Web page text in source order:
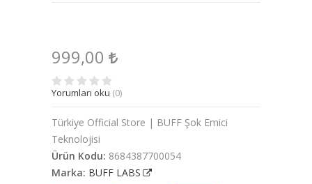
999,00
Yorumları oku (0)
Türkiye Official Store | BUFF Şok Emici
Teknolojisi
Ürün Kodu: 8684387700054
Marka: BUFF LABS